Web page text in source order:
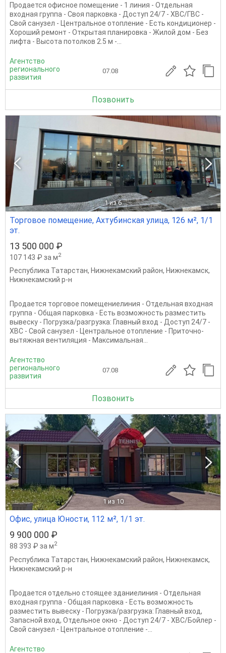
Продается офисное помещение - 1 линия - Отдельная
входная группа - Своя парковка - Доступ 24/7 - ХВС/ГВС -
Свой санузел - Центральное отопление - Есть кондиционер -
Хороший ремонт - Открытая планировка - Жилой дом - Без
лифта - Высота потолков 2.5 м -...
Агентство
регионального
развития
07.08
Позвонить
1 из 6
Торговое помещение, Ахтубинская улица, 126 м², 1/1
эт.
13 500 000 ₽
107 143 ₽ за м2
Республика Татарстан, Нижнекамский район, Нижнекамск,
Нижнекамский р-н
Продается торговое помещениелиния - Отдельная входная
группа - Общая парковка - Есть возможность разместить
вывеску - Погрузка/разгрузка: Главный вход - Доступ 24/7 -
ХВС - Свой санузел - Центральное отопление - Приточно-
вытяжная вентиляция - Максимальная...
Агентство
регионального
развития
07.08
Позвонить
1 из 10
Офис, улица Юности, 112 м², 1/1 эт.
9 900 000 ₽
88 393 ₽ за м2
Республика Татарстан, Нижнекамский район, Нижнекамск,
Нижнекамский р-н
Продается отдельно стоящее зданиелиния - Отдельная
входная группа - Общая парковка - Есть возможность
разместить вывеску - Погрузка/разгрузка: Главный вход,
Запасной вход, Отдельное окно - Доступ 24/7 - ХВС/Бойлер -
Свой санузел - Центральное отопление -...
Агентство